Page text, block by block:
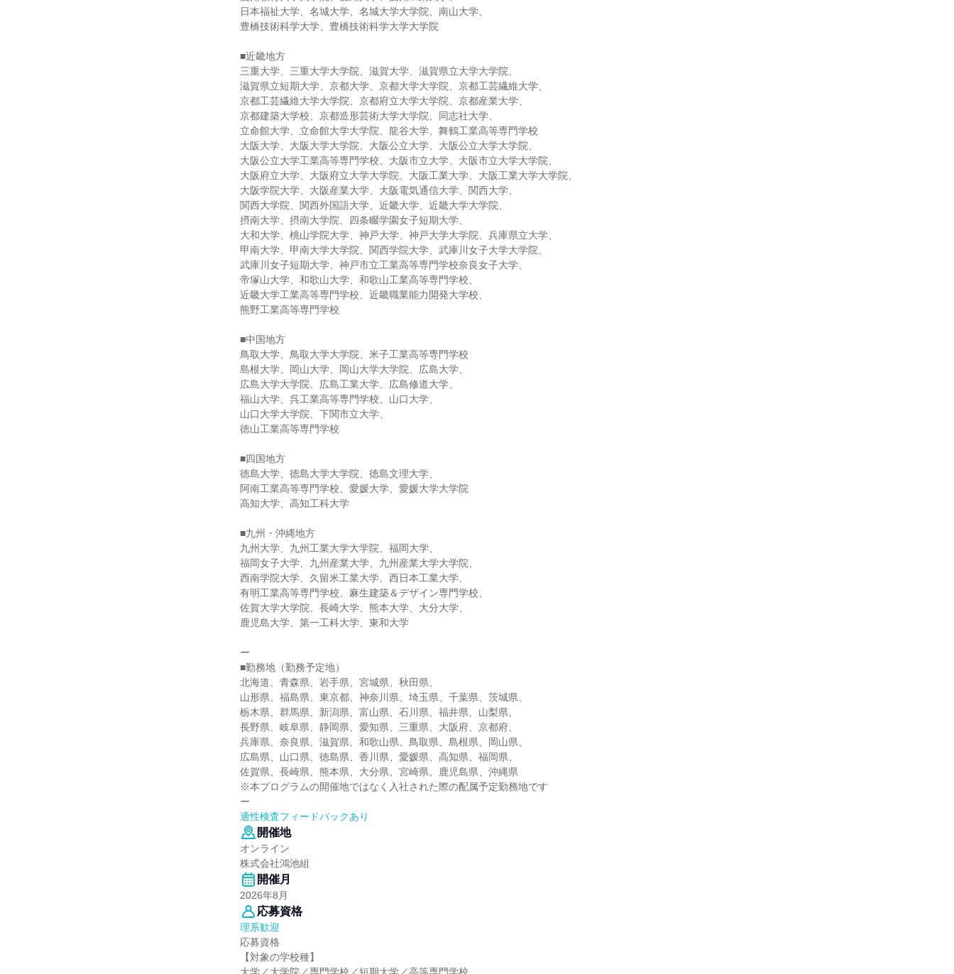
日本福祉大学、名城大学、名城大学大学院、南山大学、
豊橋技術科学大学、豊橋技術科学大学大学院
■近畿地方
三重大学、三重大学大学院、滋賀大学、滋賀県立大学大学院、
滋賀県立短期大学、京都大学、京都大学大学院、京都工芸繊維大学、
京都工芸繊維大学大学院、京都府立大学大学院、京都産業大学、
京都建築大学校、京都造形芸術大学大学院、同志社大学、
立命館大学、立命館大学大学院、龍谷大学、舞鶴工業高等専門学校
大阪大学、大阪大学大学院、大阪公立大学、大阪公立大学大学院、
大阪公立大学工業高等専門学校、大阪市立大学、大阪市立大学大学院、
大阪府立大学、大阪府立大学大学院、大阪工業大学、大阪工業大学大学院、
大阪学院大学、大阪産業大学、大阪電気通信大学、関西大学、
関西大学院、関西外国語大学、近畿大学、近畿大学大学院、
摂南大学、摂南大学院、四条畷学園女子短期大学、
大和大学、桃山学院大学、神戸大学、神戸大学大学院、兵庫県立大学、
甲南大学、甲南大学大学院、関西学院大学、武庫川女子大学大学院、
武庫川女子短期大学、神戸市立工業高等専門学校奈良女子大学、
帝塚山大学、和歌山大学、和歌山工業高等専門学校、
近畿大学工業高等専門学校、近畿職業能力開発大学校、
熊野工業高等専門学校
■中国地方
鳥取大学、鳥取大学大学院、米子工業高等専門学校
島根大学、岡山大学、岡山大学大学院、広島大学、
広島大学大学院、広島工業大学、広島修道大学、
福山大学、呉工業高等専門学校、山口大学、
山口大学大学院、下関市立大学、
徳山工業高等専門学校
■四国地方
徳島大学、徳島大学大学院、徳島文理大学、
阿南工業高等専門学校、愛媛大学、愛媛大学大学院
高知大学、高知工科大学
■九州・沖縄地方
九州大学、九州工業大学大学院、福岡大学、
福岡女子大学、九州産業大学、九州産業大学大学院、
西南学院大学、久留米工業大学、西日本工業大学、
有明工業高等専門学校、麻生建築＆デザイン専門学校、
佐賀大学大学院、長崎大学、熊本大学、大分大学、
鹿児島大学、第一工科大学、東和大学
ー
■勤務地（勤務予定地）
北海道、青森県、岩手県、宮城県、秋田県、
山形県、福島県、東京都、神奈川県、埼玉県、千葉県、茨城県、
栃木県、群馬県、新潟県、富山県、石川県、福井県、山梨県、
長野県、岐阜県、静岡県、愛知県、三重県、大阪府、京都府、
兵庫県、奈良県、滋賀県、和歌山県、鳥取県、島根県、岡山県、
広島県、山口県、徳島県、香川県、愛媛県、高知県、福岡県、
佐賀県、長崎県、熊本県、大分県、宮崎県、鹿児島県、沖縄県
※本プログラムの開催地ではなく入社された際の配属予定勤務地です
ー
適性検査フィードバックあり
開催地
オンライン
株式会社鴻池組
開催月
2026年8月
応募資格
理系歓迎
応募資格
【対象の学校種】